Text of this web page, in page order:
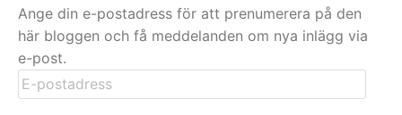
Ange din e-postadress för att prenumerera på den
här bloggen och få meddelanden om nya inlägg via
e-post.
E-
postadress